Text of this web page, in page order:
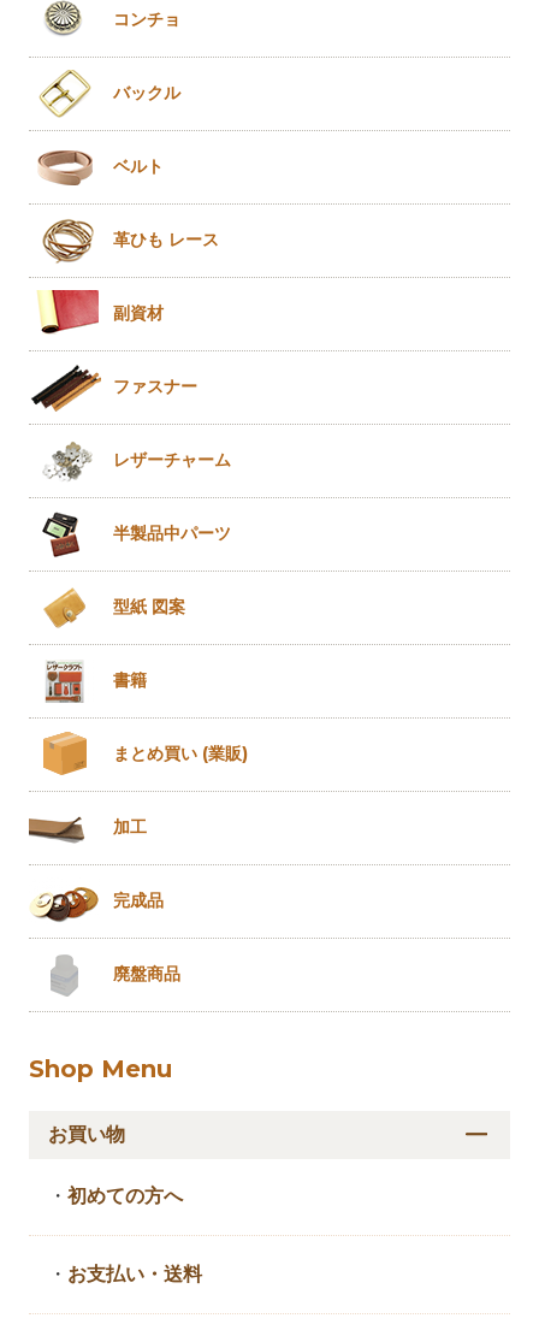
コンチョ
バックル
ベルト
革ひも レース
副資材
ファスナー
レザーチャーム
半製品中パーツ
型紙 図案
書籍
まとめ買い (業販)
加工
完成品
廃盤商品
Shop Menu
お買い物
・初めての方へ
・ お支払い・送料